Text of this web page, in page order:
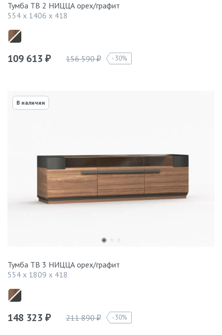
Тумба ТВ 2 НИЦЦА орех/графит
554 x 1406 x 418
109 613 ₽ 156 590₽ 30%
В наличии
Тумба ТВ 3 НИЦЦА орех/графит
554 x 1809 x 418
148 323 ₽ 211 890₽ 30%